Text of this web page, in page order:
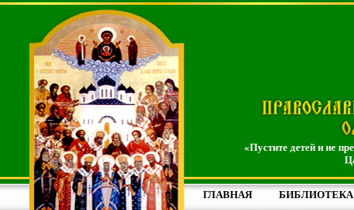
«Пустите детей и не
ГЛАВНАЯ БИБЛИОТЕКА